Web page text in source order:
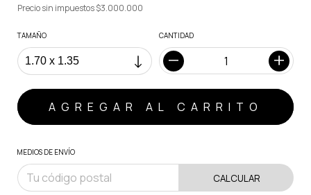
Precio sin impuestos$3.000.000
TAMAÑO CANTIDAD
MEDIOS DE ENVÍO
CALCULAR